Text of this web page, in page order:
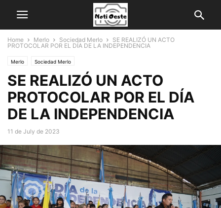
Home Merlo Sociedad Merlo
SE REALIZÓ UN ACTO
PROTOCOLAR POR EL DÍA DE LA INDEPENDENCIA
Merlo Sociedad Merlo
SE REALIZÓ UN ACTO
PROTOCOLAR POR EL DÍA
DE LA INDEPENDENCIA
11 de July de 2023